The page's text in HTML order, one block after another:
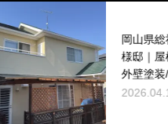
岡山県総社市 M
様邸｜屋根塗装・
外壁塗装/事例
2026.04.10